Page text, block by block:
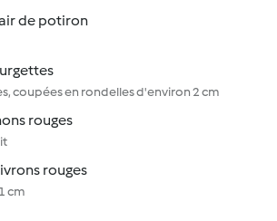
de potiron
coupées en rondelles d'environ 2 cm
rouges
rouges
cm